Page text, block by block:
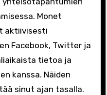
Monet
aktiivisesti
Facebook, Twitter ja
tietoa ja
kanssa. Näiden
sinut ajan tasalla.